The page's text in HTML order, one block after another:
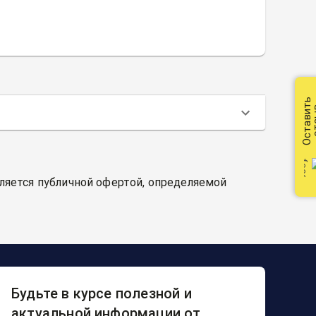
публичной офертой, определяемой
Будьте в курсе полезной и
Оставить